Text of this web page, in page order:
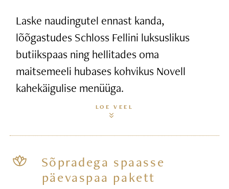
Laske naudingutel ennast kanda,
lõõgastudes Schloss Fellini luksuslikus
butiikspaas ning hellitades oma
maitsemeeli hubases kohvikus Novell
kahekäigulise menüüga.
LOE VEEL
Sõpradega spaasse
päevaspaa pakett